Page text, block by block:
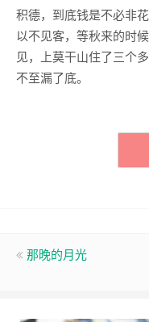
积德，到底钱是不必非
以不见客，等秋来的时
见，上莫干山住了三个
不至漏了底。
那晚的月光